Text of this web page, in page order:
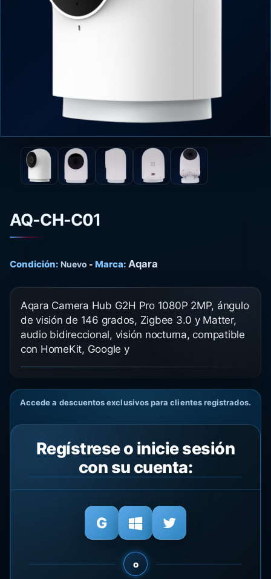
AQ-CH-C01
Condición: Nuevo - Marca: Aqara
Aqara Camera Hub G2H Pro 1080P 2MP, ángulo
de visión de 146 grados, Zigbee 3.0 y Matter,
audio bidireccional, visión nocturna, compatible
con HomeKit, Google y
Accede a descuentos exclusivos para clientes registrados.
Regístrese o inicie sesión
con su cuenta:
o